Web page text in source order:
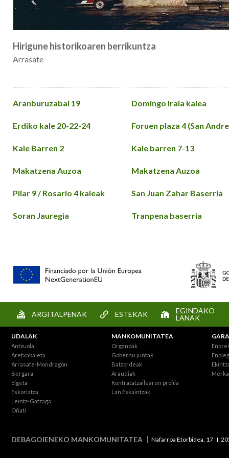
Hirigune historikoaren berrikuntza
Arrasate
Aranburuzabal 19 Domingo Irala kalea
Erdiko kale 20-22-24 Foruen plaza 4 (San
Kale Barren 2 Kale barren 7-13
Makatzena Auzoa Makatzena Auzoa
Pilar 9 / Rosario 4 kaleak San Juan Zahar Baserria
Soran Jauregia Tranpena baserria
ARGITALPENAK ESTEKAK
EGINDAKO
LANAK
UDALAK
Antzuola
Aretxabaleta
Arrasate-Mondragón
Bergara
Elgeta
Eskoriatza
Leintz-Gatzaga
Oñati
MANKOMUNITATEA
Organoak
Gobernu juntak
Batzordeak
Araudiak
Kontratatzailearen profila
Lan Eskaintzak
DEBAGOIENEKO MANKOMUNITATEA Nafarroa Etorbidea, 17